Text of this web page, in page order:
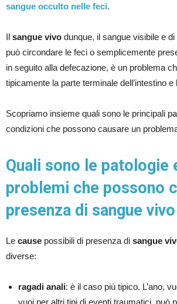
sangue occulto nelle feci.
Il sangue vivo dunque, il sangue visibile e
può circondare le feci o semplicemente
in seguito alla defecazione, è un problema
tipicamente la parte terminale dell’intestino e
Scopriamo insieme quali sono le principali
condizioni che possono causare un
Quali sono le patologie
problemi che possono
presenza di sangue
Le cause possibili di presenza di sangue
diverse:
ragadi anali: è il caso più tipico. L’ano,
vuoi per altri tipi di eventi traumatici, può